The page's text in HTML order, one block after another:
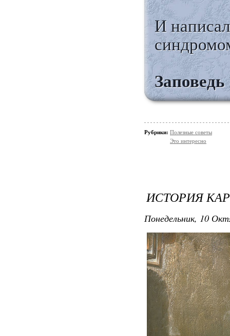
И
Рубрики: Полезные советы
Это интересно
ИСТОРИЯ
Понедельник, 10